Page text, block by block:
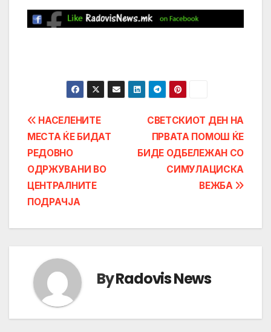
Post
navigation
СВЕТСКИОТ ДЕН НА
ПРВАТА ПОМОШ ЌЕ
БИДЕ ОДБЕЛЕЖАН СО
СИМУЛАЦИСКА
ВЕЖБА
НАСЕЛЕНИТЕ
МЕСТА ЌЕ БИДАТ
РЕДОВНО
ОДРЖУВАНИ ВО
ЦЕНТРАЛНИТЕ
ПОДРАЧЈА
ByRadovis News